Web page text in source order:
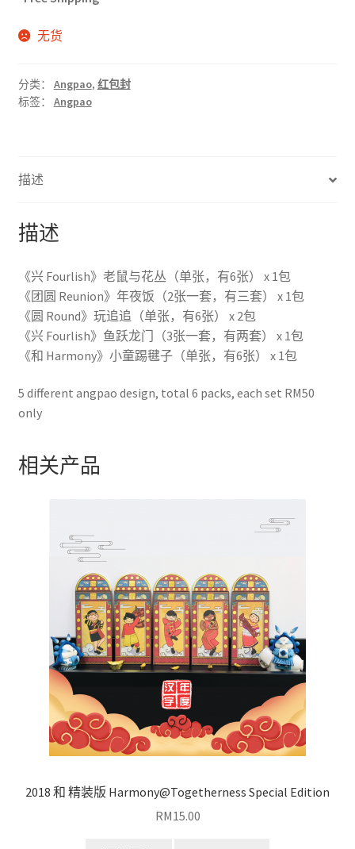
无货
分类： Angpao, 红包封
标签： Angpao
描述
描述
《兴 Fourlish》老鼠与花丛（单张，有6张） x 1包
《团圆 Reunion》年夜饭（2张一套，有三套） x 1包
《圆 Round》玩追追（单张，有6张） x 2包
《兴 Fourlish》鱼跃龙门（3张一套，有两套） x 1包
《和 Harmony》小童踢毽子（单张，有6张） x 1包
5 different angpao design, total 6 packs, each set RM50
only
相关产品
2018 和 精装版 Harmony@Togetherness Special Edition
RM15.00